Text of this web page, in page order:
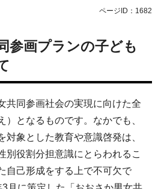
ページID：1682
参画プランの子ども
共同参画社会の実現に向けた全
）となるものです。なかでも、
対象とした教育や意識啓発は、
別役割分担意識にとらわれるこ
自己形成をする上で不可欠で